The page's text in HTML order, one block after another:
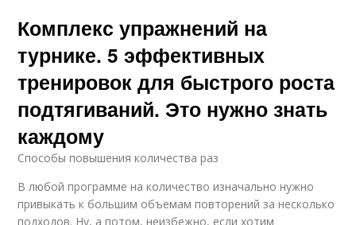
Комплекс упражнений на
турнике. 5 эффективных
тренировок для быстрого роста
подтягиваний. Это нужно знать
каждому
Способы повышения количества раз
В любой программе на количество изначально нужно
привыкать к большим объемам повторений за несколько
подходов. Ну, а потом, неизбежно, если хотим